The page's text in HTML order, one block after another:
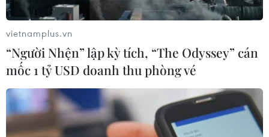
vietnamplus.vn
“Người Nhện” lập kỳ tích, “The Odyssey” cán
mốc 1 tỷ USD doanh thu phòng vé